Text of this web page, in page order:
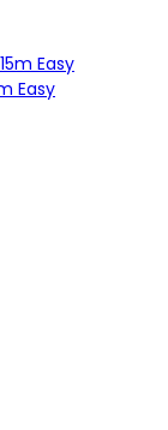
Easy